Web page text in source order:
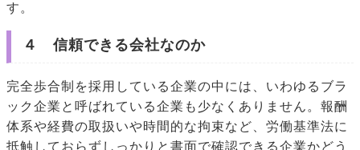
す。
４ 信頼できる会社なのか
完全歩合制を採用している企業の中には、いわゆるブラ
ック企業と呼ばれている企業も少なくありません。報酬
体系や経費の取扱いや時間的な拘束など、労働基準法に
抵触しておらずしっかりと書面で確認できる企業かどう